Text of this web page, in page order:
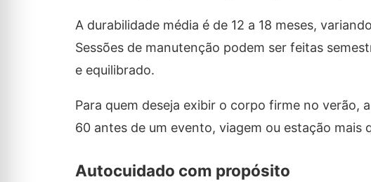
A durabilidade média é de 12 a 18 meses,
Sessões de manutenção podem ser feitas
e equilibrado.
Para quem deseja exibir o corpo firme no verão,
60 antes de um evento, viagem ou estação mais
Autocuidado com propósito